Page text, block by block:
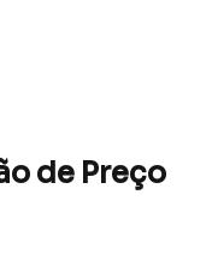
de Preço